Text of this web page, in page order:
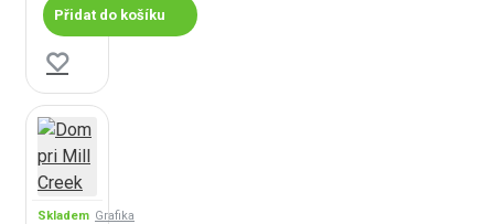
Přidat do košíku
Skladem Grafika